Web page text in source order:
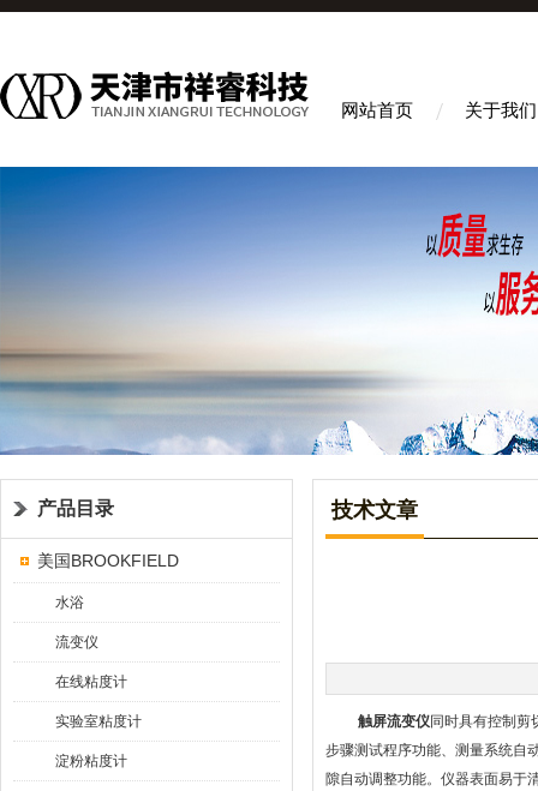
网站首页 关于我们
产品目录
美国BROOKFIELD
水浴
流变仪
在线粘度计
实验室粘度计
淀粉粘度计
技术文章
触屏流变仪同时具有控制剪
步骤测试程序功能、测量系统自
隙自动调整功能。仪器表面易于